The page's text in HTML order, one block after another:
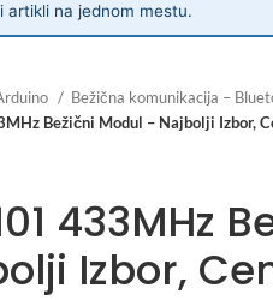
artikli na jednom mestu.
Bežična komunikacija –
Bežični Modul – Najbolji Izbor,
433MHz
Izbor,